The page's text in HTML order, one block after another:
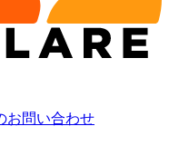
お問い合わせ